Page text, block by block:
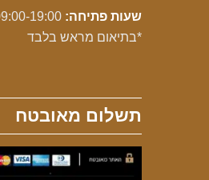
שעות פתיחה:
*בתיאום מראש בלבד
תשלום מאובטח